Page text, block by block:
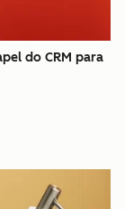
do CRM para